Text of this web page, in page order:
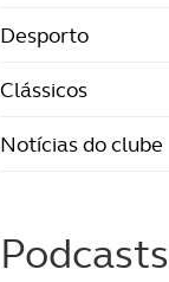
Desporto
Clássicos
Notícias do clube
Podcasts